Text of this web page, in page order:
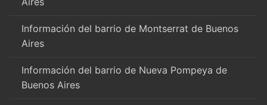
Información del barrio de Montserrat de Buenos
Aires
Información del barrio de Nueva Pompeya de
Buenos Aires